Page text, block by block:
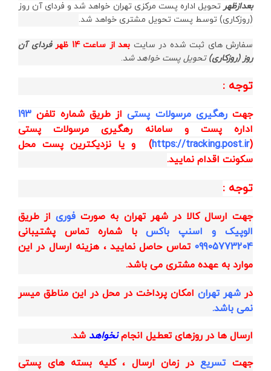
بعدازظهر تحویل اداره پست مرکزی تهران خواهد شد و فردای آن روز
(روزکاری) توسط پست تحویل مشتری خواهد شد.
سفارش های ثبت شده در سایت بعد از ساعت 14 ظهر
فردای آن
روز (روزکاری) تحویل پست خواهد شد.
توجه :
جهترهگیری مرسولات پستی از طریقشماره تلفن 193
اداره پست وسامانه رهگیری مرسولات پستی
(
https://tracking.post.ir
) و یا نزدیکترین پست محل
سکونت اقدام نمایید.
توجه :
جهت ارسال کالا در شهر تهران به صورت فوریاز طریق
الوپیک و اسنپ باکسبا شماره تماس پشتیبانی
09905773204 تماس حاصل نمایید ، هزینه ارسال در این
موارد به عهده مشتری می باشد.
درشهر تهران امکان پرداخت در محل در این مناطق میسر
نمی باشد.
ارسال ها در روزهای تعطیل انجامنخواهد شد.
جهت تسریعدر زمان ارسال ، کلیه بسته های پستی